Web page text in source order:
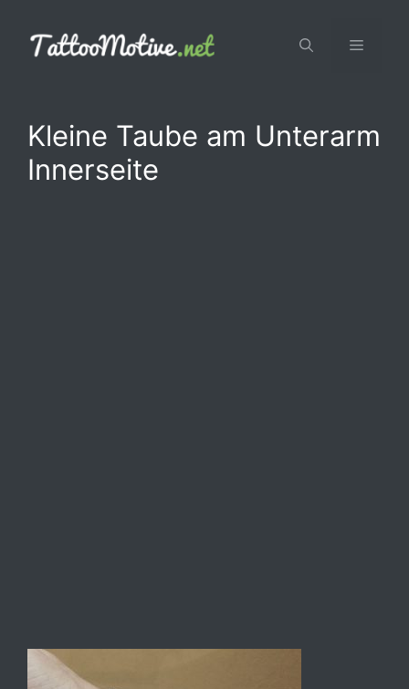
Inhalt
springen
Menü
Kleine Taube am Unterarm
Innerseite